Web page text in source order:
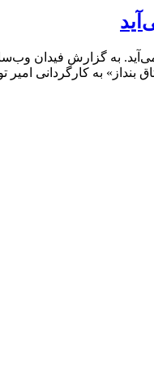
به گزارش فیدان